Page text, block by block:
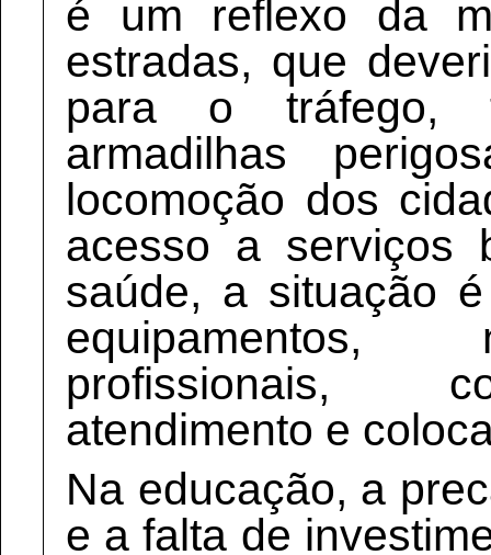
é um reflexo da
estradas, que
para o tráfego,
armadilhas
locomoção dos
acesso a serviços
saúde, a situação
equipamentos,
profissionais,
atendimento e
Na educação, a
e a falta de